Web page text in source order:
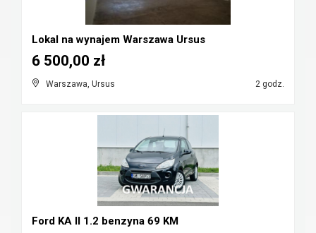
Lokal na wynajem Warszawa Ursus
Warszawa, Ursus 2 godz.
6 500,00 zł
Ford KA II 1.2 benzyna 69 KM